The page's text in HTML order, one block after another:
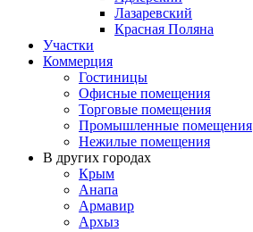
Лазаревский
Красная Поляна
Участки
Коммерция
Гостиницы
Офисные помещения
Торговые помещения
Промышленные помещения
Нежилые помещения
В других городах
Крым
Анапа
Армавир
Архыз